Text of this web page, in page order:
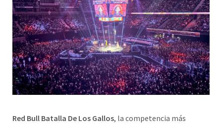
Red Bull Batalla De Los Gallos, la competencia más